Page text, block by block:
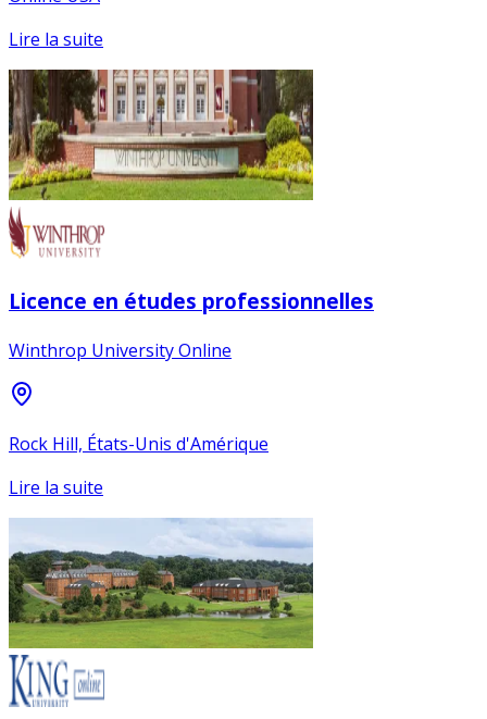
Lire la suite
Licence en études professionnelles
Winthrop University Online
Rock Hill, États-Unis d'Amérique
Lire la suite